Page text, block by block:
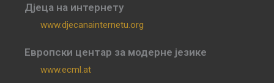
Дјеца на интернету
www.djecanainternetu.org
Европски центар за модерне језике
www.ecml.at